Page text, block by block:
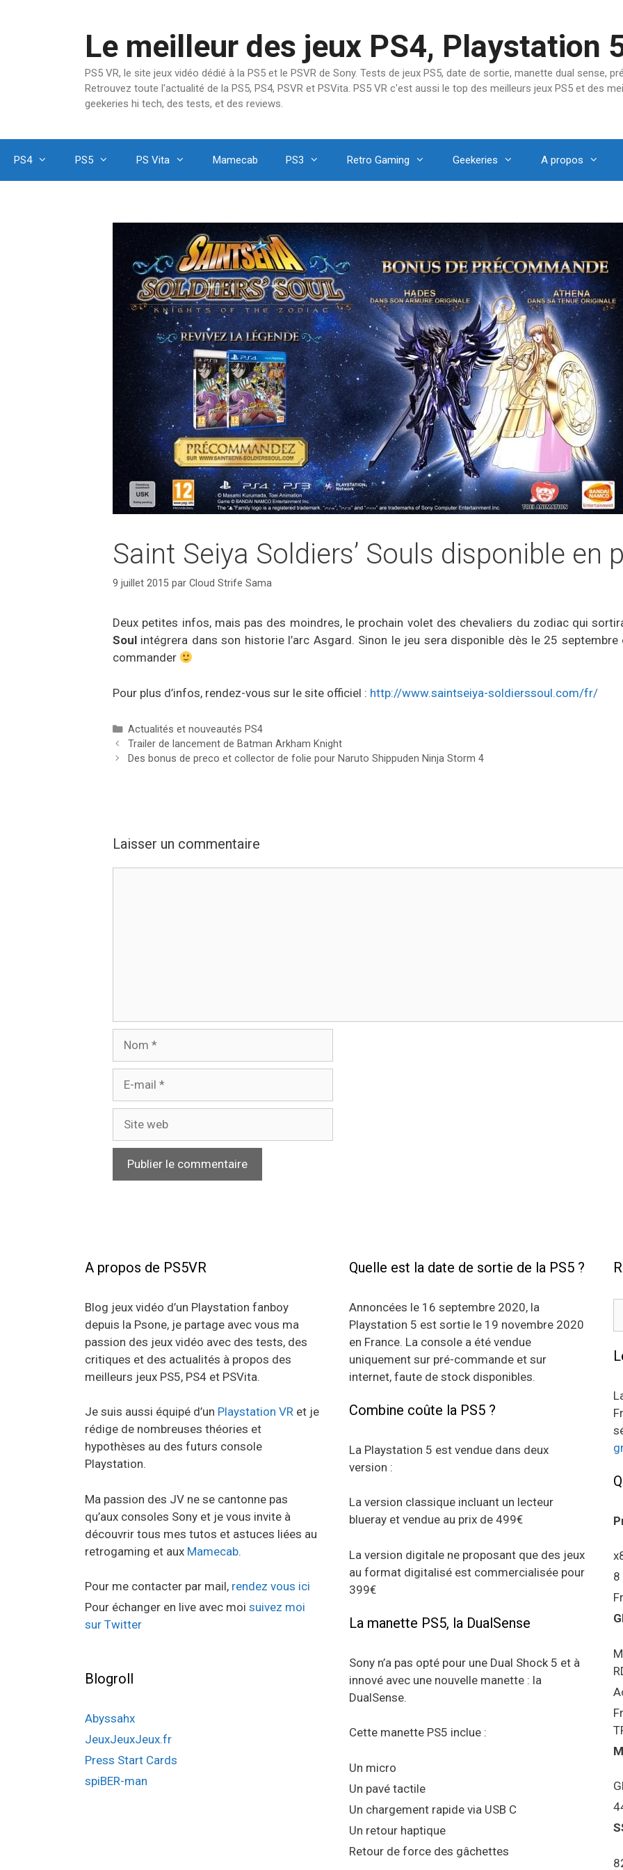
Le meilleur des jeux PS4, Playstation
PS5 VR, le site jeux vidéo dédié à la PS5 et le PSVR de Sony. Tests de jeux PS5, date de sortie, manette dual sense,
Retrouvez toute l'actualité de la PS5, PS4, PSVR et PSVita. PS5 VR c'est aussi le top des meilleurs jeux PS5 et des
geekeries hi tech, des tests, et des reviews.
PS4 PS5 PS Vita Mamecab PS3 Retro Gaming Geekeries A propos
Saint Seiya Soldiers’ Souls disponible en
9 juillet 2015 par Cloud Strife Sama
Deux petites infos, mais pas des moindres, le prochain volet des chevaliers du zodiac qui
Soul intégrera dans son historie l’arc Asgard. Sinon le jeu sera disponible dès le 25
commander
Pour plus d’infos, rendez-vous sur le site officiel : http://www.saintseiya-soldierssoul.com/fr/
Catégories
Actualités et nouveautés PS4
Trailer de lancement de Batman Arkham Knight
Des bonus de preco et collector de folie pour Naruto Shippuden Ninja Storm 4
Laisser un commentaire
mail
web
A propos de PS5VR
Blog jeux vidéo d’un Playstation fanboy
depuis la Psone, je partage avec vous ma
passion des jeux vidéo avec des tests, des
critiques et des actualités à propos des
meilleurs jeux PS5, PS4 et PSVita.
Je suis aussi équipé d’un Playstation VR et je
rédige de nombreuses théories et
hypothèses au des futurs console
Playstation.
Ma passion des JV ne se cantonne pas
qu’aux consoles Sony et je vous invite à
découvrir tous mes tutos et astuces liées au
retrogaming et aux Mamecab.
Pour me contacter par mail, rendez vous ici
Pour échanger en live avec moi suivez moi
sur Twitter
Blogroll
Abyssahx
JeuxJeuxJeux.fr
Press Start Cards
spiBER-man
Quelle est la date de sortie de la PS5 ?
Annoncées le 16 septembre 2020, la
Playstation 5 est sortie le 19 novembre 2020
en France. La console a été vendue
uniquement sur pré-commande et sur
internet, faute de stock disponibles.
Combine coûte la PS5 ?
La Playstation 5 est vendue dans deux
version :
La version classique incluant un lecteur
blueray et vendue au prix de 499€
La version digitale ne proposant que des jeux
au format digitalisé est commercialisée pour
399€
La manette PS5, la DualSense
Sony n’a pas opté pour une Dual Shock 5 et à
innové avec une nouvelle manette : la
DualSense.
Cette manette PS5 inclue :
Un micro
Un pavé tactile
Un chargement rapide via USB C
Un retour haptique
Retour de force des gâchettes